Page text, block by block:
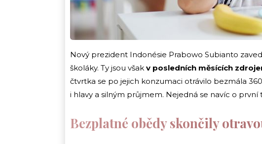
Nový prezident Indonésie Prabowo Subianto
školáky. Ty jsou však v posledních měsících
čtvrtka se po jejich konzumaci otrávilo bezmála
i hlavy a silným průjmem. Nejedná se navíc o první
Bezplatné obědy skončily